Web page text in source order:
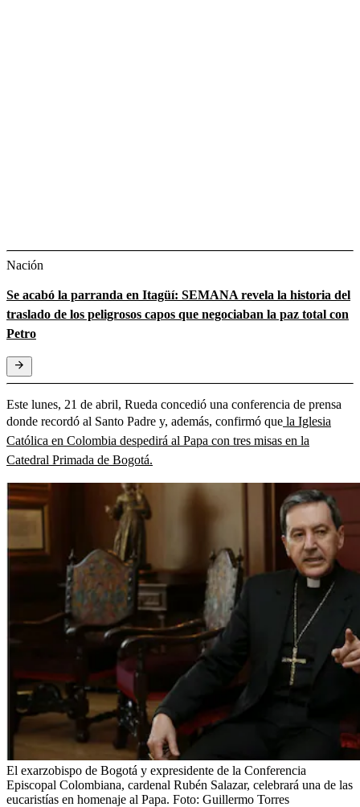
Nación
Se acabó la parranda en Itagüí: SEMANA revela la historia del
traslado de los peligrosos capos que negociaban la paz total con
Petro
Este lunes, 21 de abril, Rueda concedió una conferencia de prensa
donde recordó al Santo Padre y, además, confirmó que la Iglesia
Católica en Colombia despedirá al Papa con tres misas en la
Catedral Primada de Bogotá.
El exarzobispo de Bogotá y expresidente de la Conferencia
Episcopal Colombiana, cardenal Rubén Salazar, celebrará una de las
eucaristías en homenaje al Papa. Foto: Guillermo Torres